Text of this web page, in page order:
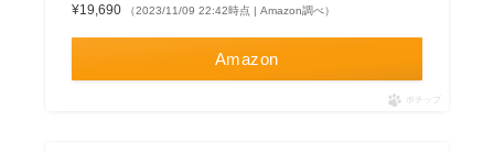
¥19,690
（2023/11/09 22:42時点 | Amazon調べ）
Amazon
ポチップ